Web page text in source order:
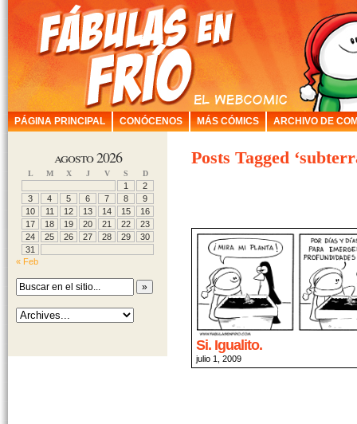
PÁGINA PRINCIPAL CONÓCENOS MÁS CÓMICS ARCHIVO DE
agosto 2026
L M X J V S D
1
2
3
4 5 6 7 8
9
10
11 12 13 14 15
16
17
18 19 20 21 22
23
24
25 26 27 28 29
30
31
« Feb
Posts Tagged
Si. Igualito.
julio 1, 2009